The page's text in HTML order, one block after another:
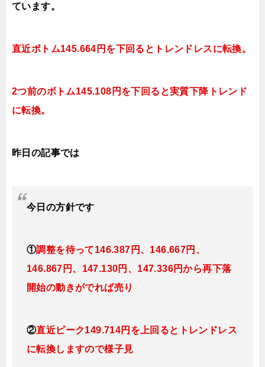
ています。
直近ボトム145.664円を下回ると トレンドレスに転換。
2つ前のボトム145.108円を下回ると実質下降トレンド
に転換。
昨日の記事では
今日 の方針です
①調整を待って146.387 円、146.667円、
146.867円、147.130円、147.336円から再下落
開始の動きがでれば売り
②直近ピーク149.714円を上回るとトレンドレス
に転換しますので様子見